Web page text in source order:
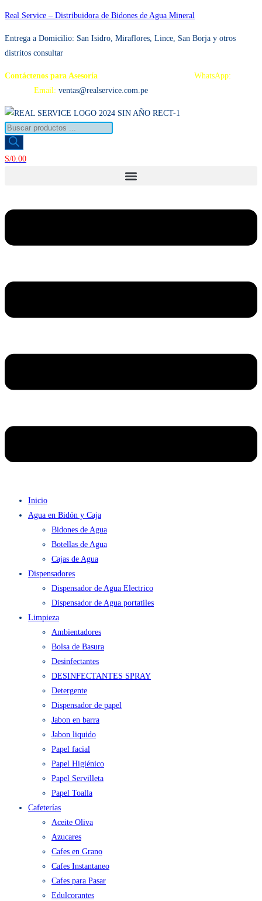
Ir
al
contenido
Real Service – Distribuidora de Bidones de Agua Mineral
Entrega a Domicilio: San Isidro, Miraflores, Lince, San Borja y otros
consultar
Contáctenos para Asesoría WhatsApp:
Email:ventas@realservice.com.pe
Búsqueda
de
productos
S/0.00
Inicio
Agua en Bidón y Caja
Bidones de Agua
Botellas de Agua
Cajas de Agua
Dispensadores
Dispensador de Agua Electrico
Dispensador de Agua portatiles
Limpieza
Ambientadores
Bolsa de Basura
Desinfectantes
DESINFECTANTES SPRAY
Detergente
Dispensador de papel
Jabon en barra
Jabon liquido
Papel facial
Papel Higiénico
Papel Servilleta
Papel Toalla
Cafeterías
Aceite Oliva
Azucares
Cafes en Grano
Cafes Instantaneo
Cafes para Pasar